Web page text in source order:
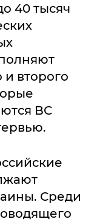
40 тысяч
и второго
ВС
Среди